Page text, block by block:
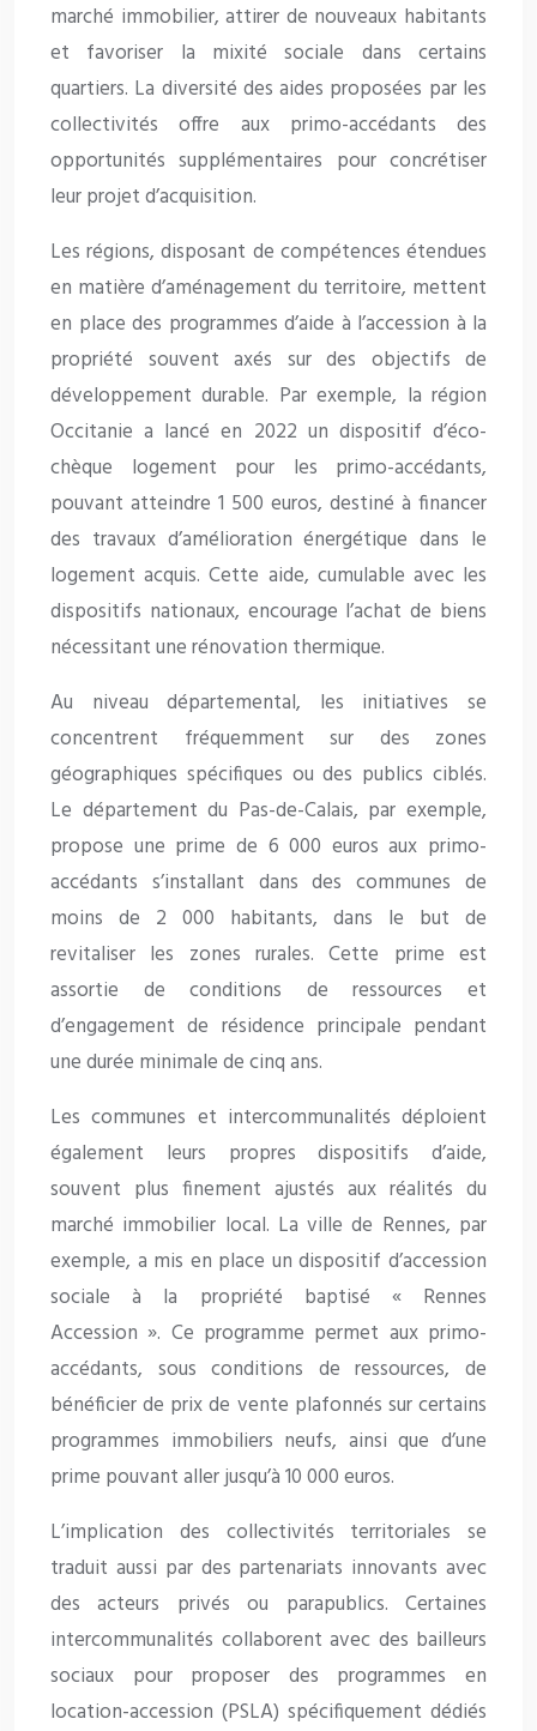
marché immobilier, attirer de nouveaux habitants
et favoriser la mixité sociale dans certains
quartiers. La diversité des aides proposées par les
collectivités offre aux primo-accédants des
opportunités supplémentaires pour concrétiser
leur projet d’acquisition.
Les régions, disposant de compétences étendues
en matière d’aménagement du territoire, mettent
en place des programmes d’aide à l’accession à la
propriété souvent axés sur des objectifs de
développement durable. Par exemple, la région
Occitanie a lancé en 2022 un dispositif d’éco-
chèque logement pour les primo-accédants,
pouvant atteindre 1 500 euros, destiné à financer
des travaux d’amélioration énergétique dans le
logement acquis. Cette aide, cumulable avec les
dispositifs nationaux, encourage l’achat de biens
nécessitant une rénovation thermique.
Au niveau départemental, les initiatives se
concentrent fréquemment sur des zones
géographiques spécifiques ou des publics ciblés.
Le département du Pas-de-Calais, par exemple,
propose une prime de 6 000 euros aux primo-
accédants s’installant dans des communes de
moins de 2 000 habitants, dans le but de
revitaliser les zones rurales. Cette prime est
assortie de conditions de ressources et
d’engagement de résidence principale pendant
une durée minimale de cinq ans.
Les communes et intercommunalités déploient
également leurs propres dispositifs d’aide,
souvent plus finement ajustés aux réalités du
marché immobilier local. La ville de Rennes, par
exemple, a mis en place un dispositif d’accession
sociale à la propriété baptisé « Rennes
Accession ». Ce programme permet aux primo-
accédants, sous conditions de ressources, de
bénéficier de prix de vente plafonnés sur certains
programmes immobiliers neufs, ainsi que d’une
prime pouvant aller jusqu’à 10 000 euros.
L’implication des collectivités territoriales se
traduit aussi par des partenariats innovants avec
des acteurs privés ou parapublics. Certaines
intercommunalités collaborent avec des bailleurs
sociaux pour proposer des programmes en
location-accession (PSLA) spécifiquement dédiés